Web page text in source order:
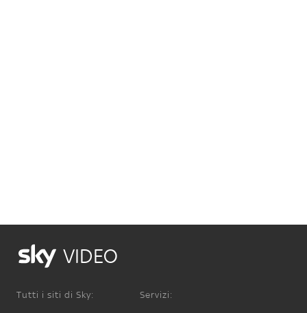
VIDEO
Tutti i siti di Sky: Servizi: